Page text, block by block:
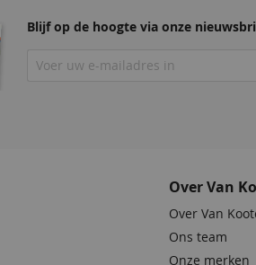
Blijf op de hoogte via onze
Over Van
Over Van
Ons team
Onze merken